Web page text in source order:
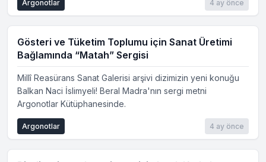
4 ay önce
Argonotlar
Gösteri ve Tüketim Toplumu için Sanat Üretimi
Bağlamında “Matah” Sergisi
Millî Reasürans Sanat Galerisi arşivi dizimizin yeni konuğu
Balkan Naci İslimyeli! Beral Madra'nın sergi metni
Argonotlar Kütüphanesinde.
4 ay önce
Argonotlar